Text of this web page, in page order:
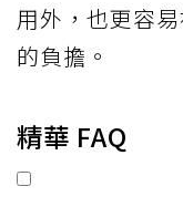
用外，也更容
的負擔。
精華 FAQ